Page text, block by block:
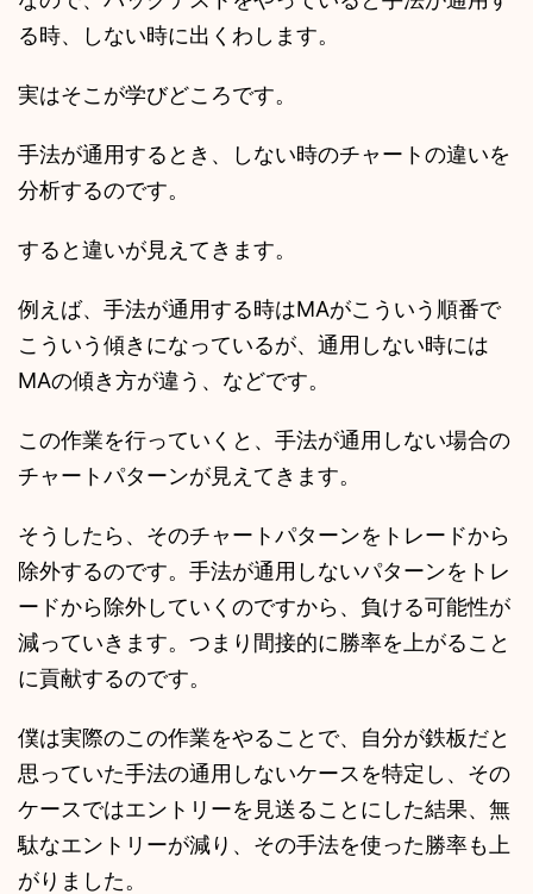
る時、しない時に出くわします。
実はそこが学びどころです。
手法が通用するとき、しない時のチャートの違いを
分析するのです。
すると違いが見えてきます。
例えば、手法が通用する時はMAがこういう順番で
こういう傾きになっているが、通用しない時には
MAの傾き方が違う、などです。
この作業を行っていくと、手法が通用しない場合の
チャートパターンが見えてきます。
そうしたら、そのチャートパターンをトレードから
除外するのです。手法が通用しないパターンをトレ
ードから除外していくのですから、負ける可能性が
減っていきます。つまり間接的に勝率を上がること
に貢献するのです。
僕は実際のこの作業をやることで、自分が鉄板だと
思っていた手法の通用しないケースを特定し、その
ケースではエントリーを見送ることにした結果、無
駄なエントリーが減り、その手法を使った勝率も上
がりました。